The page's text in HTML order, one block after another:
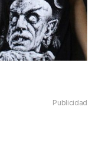
Publicidad